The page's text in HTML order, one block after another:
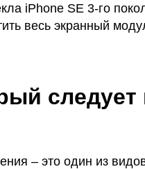
iPhone SE 3-го
весь экранный
– это один из